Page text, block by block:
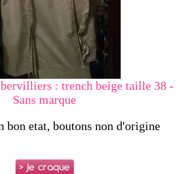
: trench beige taille 38 -
Sans marque
bon etat, boutons non d'origine